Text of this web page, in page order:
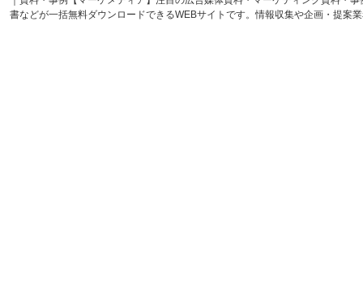
書などが一括無料ダウンロードできるWEBサイトです。情報収集や企画・提案